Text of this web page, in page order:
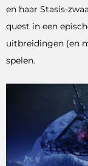
en haar Stasis-
quest in een
uitbreidingen (en
spelen.